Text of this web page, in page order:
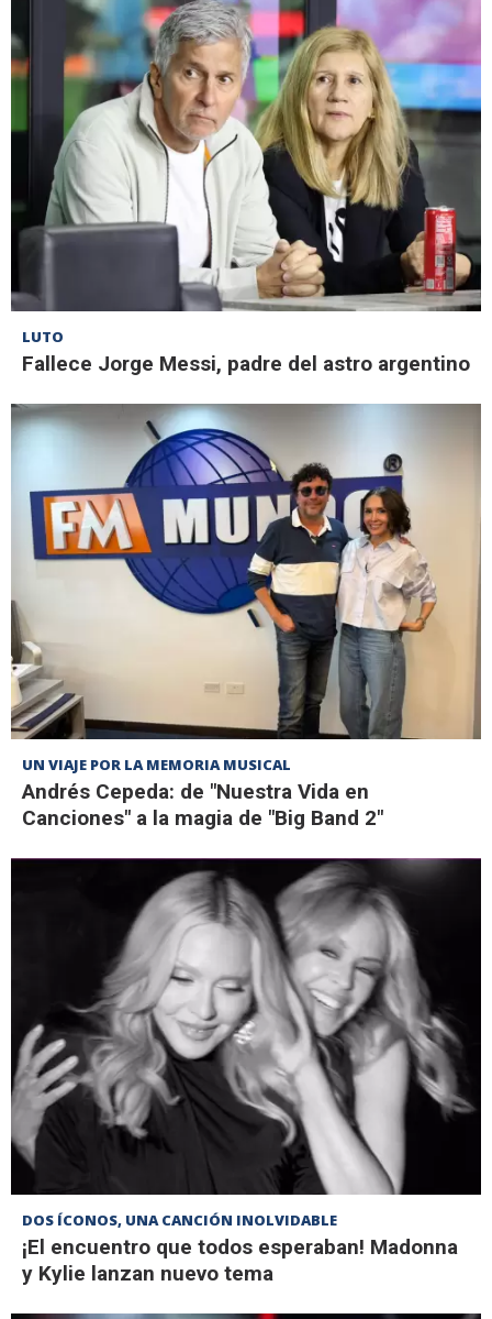
LUTO
Fallece Jorge Messi, padre del astro argentino
UN VIAJE POR LA MEMORIA MUSICAL
Andrés Cepeda: de "Nuestra Vida en
Canciones" a la magia de "Big Band 2"
DOS ÍCONOS, UNA CANCIÓN INOLVIDABLE
¡El encuentro que todos esperaban! Madonna
y Kylie lanzan nuevo tema